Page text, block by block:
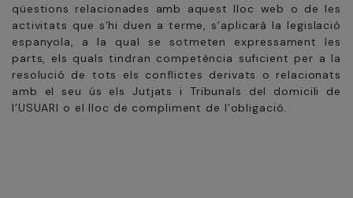
qüestions relacionades amb aquest lloc web o de les
activitats que s’hi duen a terme, s’aplicarà la legislació
espanyola, a la qual se sotmeten expressament les
parts, els quals tindran competència suficient per a la
resolució de tots els conflictes derivats o relacionats
amb el seu ús els Jutjats i Tribunals del domicili de
l’USUARI o el lloc de compliment de l’obligació.